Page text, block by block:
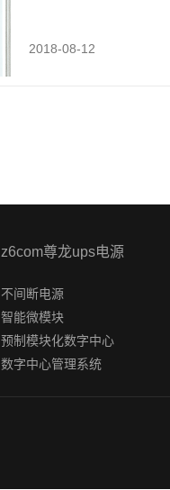
2018-08-12
z6com尊龙ups电源
不间断电源
智能微模块
预制模块化数字中心
数字中心管理系统